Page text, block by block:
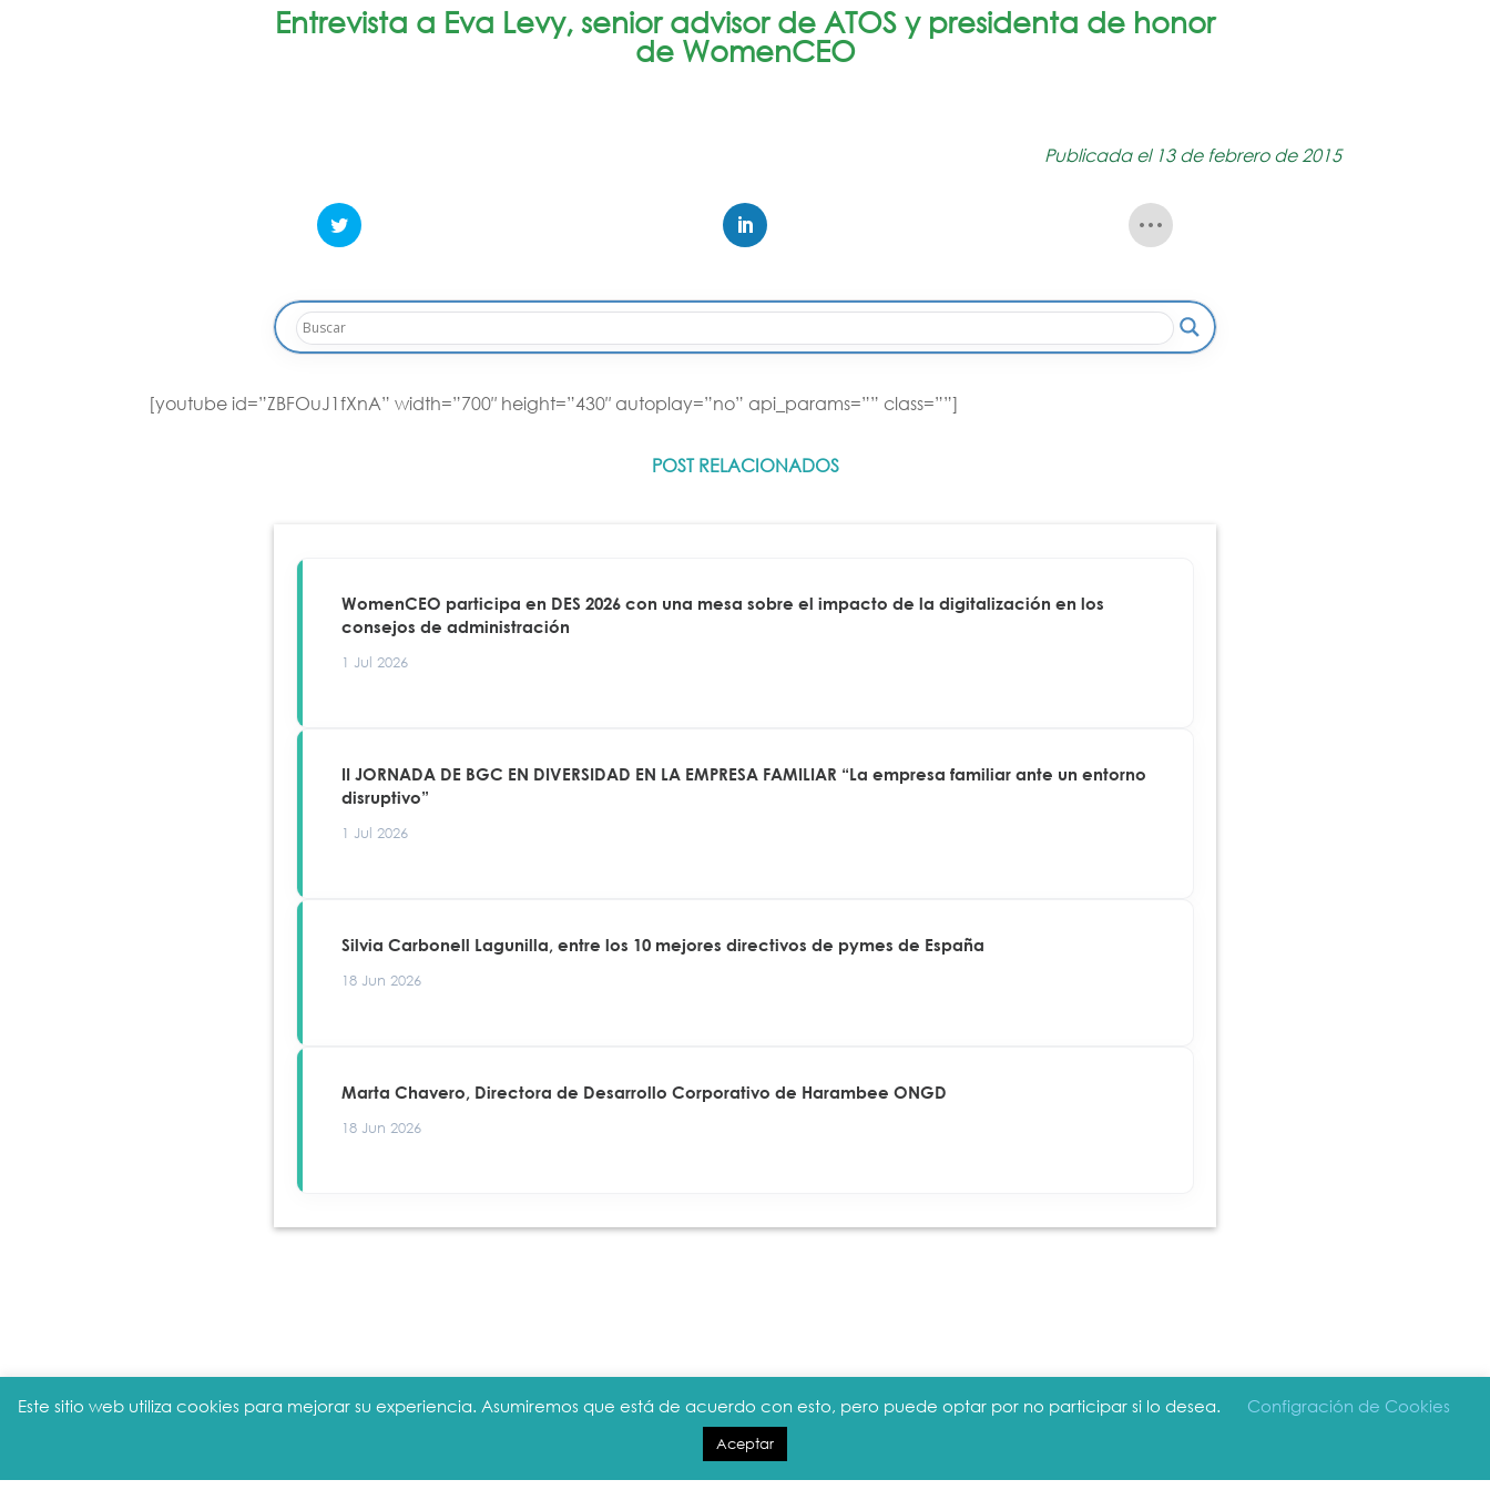
Entrevista a Eva Levy, senior advisor de ATOS y presidenta de honor
de WomenCEO
Publicada el 13 de febrero de 2015
[youtube id=”ZBFOuJ1fXnA” width=”700″ height=”430″ autoplay=”no” api_params=”” class=””]
POST RELACIONADOS
WomenCEO participa en DES 2026 con una mesa sobre el impacto de la digitalización en los
consejos de administración
1 Jul 2026
II JORNADA DE BGC EN DIVERSIDAD EN LA EMPRESA FAMILIAR “La empresa familiar ante un entorno
disruptivo”
1 Jul 2026
Silvia Carbonell Lagunilla, entre los 10 mejores directivos de pymes de España
18 Jun 2026
Marta Chavero, Directora de Desarrollo Corporativo de Harambee ONGD
18 Jun 2026
Este sitio web utiliza cookies para mejorar su experiencia. Asumiremos que está de acuerdo con esto, pero puede optar por no participar si lo desea. Configración de Cookies
Aceptar